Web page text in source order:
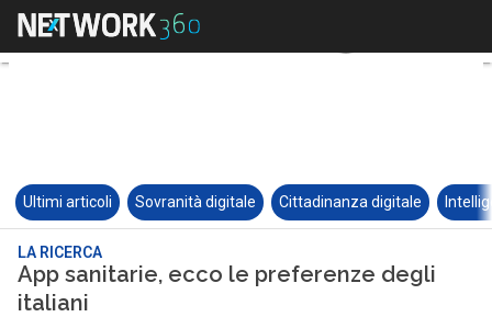
Ultimi articoli Sovranità digitale Cittadinanza digitale
LA RICERCA
App sanitarie, ecco le preferenze degli
italiani